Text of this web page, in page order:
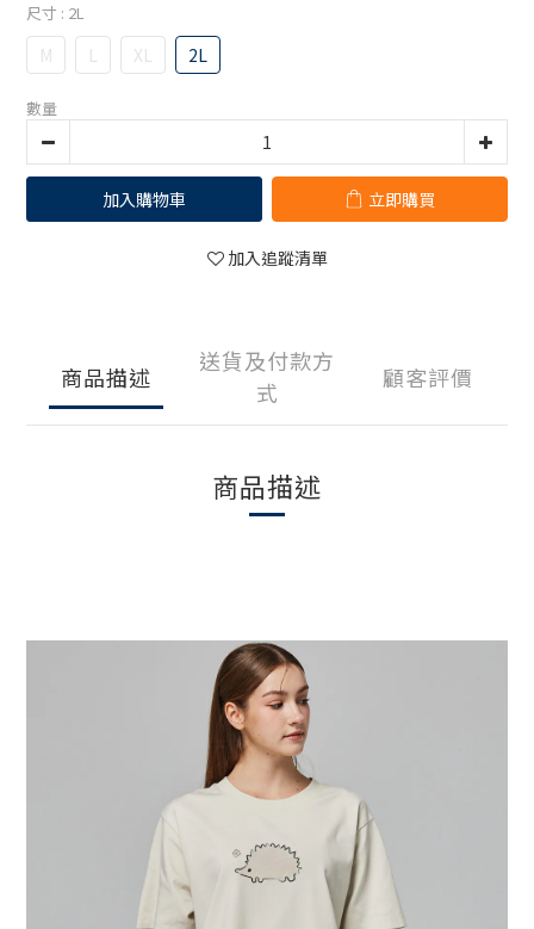
尺寸 : 2L
M L XL 2L
數量
加入購物車 立即購買
加入追蹤清單
商品描述
送貨及付款方
式
顧客評價
商品描述